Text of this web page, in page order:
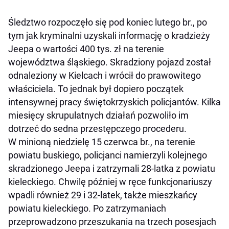
Śledztwo rozpoczęło się pod koniec lutego br., po
tym jak kryminalni uzyskali informację o kradzieży
Jeepa o wartości 400 tys. zł na terenie
województwa śląskiego. Skradziony pojazd został
odnaleziony w Kielcach i wrócił do prawowitego
właściciela. To jednak był dopiero początek
intensywnej pracy świętokrzyskich policjantów. Kilka
miesięcy skrupulatnych działań pozwoliło im
dotrzeć do sedna przestępczego procederu.
W minioną niedzielę 15 czerwca br., na terenie
powiatu buskiego, policjanci namierzyli kolejnego
skradzionego Jeepa i zatrzymali 28-latka z powiatu
kieleckiego. Chwilę później w ręce funkcjonariuszy
wpadli również 29 i 32-latek, także mieszkańcy
powiatu kieleckiego. Po zatrzymaniach
przeprowadzono przeszukania na trzech posesjach